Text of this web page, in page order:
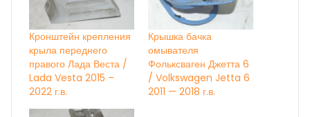
Кронштейн крепления
крыла переднего
правого Лада Веста /
Lada Vesta 2015 –
2022 г.в.
Крышка бачка
омывателя
Фольксваген Джетта 6
/ Volkswagen Jetta 6
2011 — 2018 г.в.